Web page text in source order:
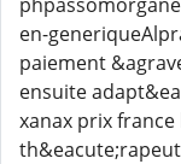
en-
paiement
ensuite
xanax prix